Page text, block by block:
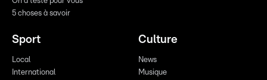
5 choses à savoir
Sport
Local
International
Culture
News
Musique